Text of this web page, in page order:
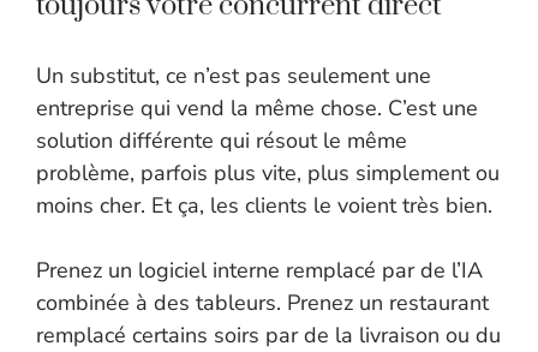
Un substitut, ce n’est pas seulement une
entreprise qui vend la même chose. C’est une
solution différente qui résout le même
problème, parfois plus vite, plus simplement ou
moins cher. Et ça, les clients le voient très bien.
Prenez un logiciel interne remplacé par de l’IA
combinée à des tableurs. Prenez un restaurant
remplacé certains soirs par de la livraison ou du